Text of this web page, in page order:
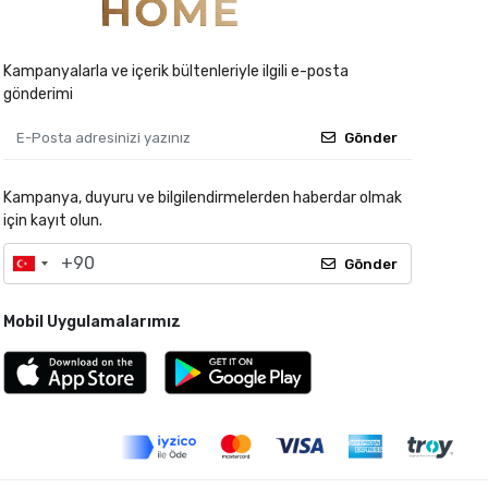
Kampanyalarla ve içerik bültenleriyle ilgili e-posta
gönderimi
Gönder
Kampanya, duyuru ve bilgilendirmelerden haberdar olmak
için kayıt olun.
Gönder
Mobil Uygulamalarımız